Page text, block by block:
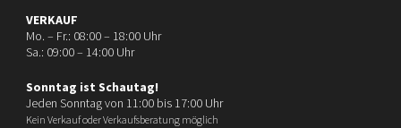
VERKAUF
Mo. – Fr.: 08:00 – 18:00 Uhr
Sa.: 09:00 – 14:00 Uhr
Sonntag ist Schautag!
Jeden Sonntag von 11:00 bis 17:00 Uhr
Kein Verkauf oder Verkaufsberatung möglich